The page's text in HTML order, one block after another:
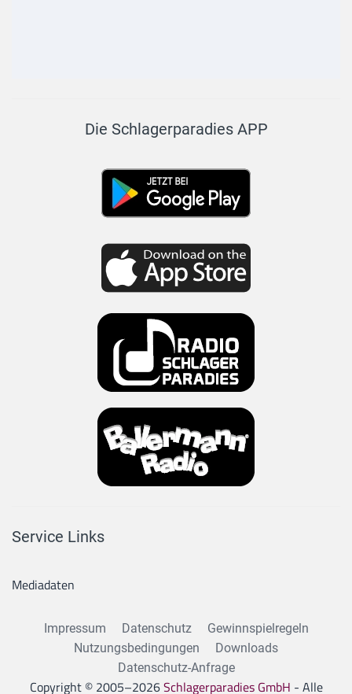
Die Schlagerparadies APP
Service Links
Mediadaten
Impressum Datenschutz
Gewinnspielregeln
Nutzungsbedingungen
Downloads
Datenschutz-Anfrage
Copyright © 2005–2026Schlagerparadies GmbH - Alle